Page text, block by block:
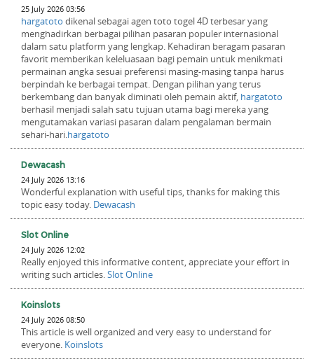
25 July 2026 03:56
hargatoto dikenal sebagai agen toto togel 4D terbesar yang
menghadirkan berbagai pilihan pasaran populer internasional
dalam satu platform yang lengkap. Kehadiran beragam pasaran
favorit memberikan keleluasaan bagi pemain untuk menikmati
permainan angka sesuai preferensi masing-masing tanpa harus
berpindah ke berbagai tempat. Dengan pilihan yang terus
berkembang dan banyak diminati oleh pemain aktif, hargatoto
berhasil menjadi salah satu tujuan utama bagi mereka yang
mengutamakan variasi pasaran dalam pengalaman bermain
sehari-hari.hargatoto
Dewacash
24 July 2026 13:16
Wonderful explanation with useful tips, thanks for making this
topic easy today. Dewacash
Slot Online
24 July 2026 12:02
Really enjoyed this informative content, appreciate your effort in
writing such articles.Slot Online
Koinslots
24 July 2026 08:50
This article is well organized and very easy to understand for
everyone. Koinslots